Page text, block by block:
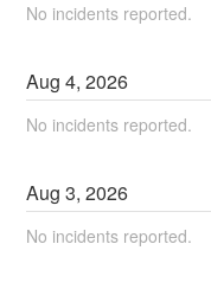
No incidents reported.
Aug4,2026
No incidents reported.
Aug3,2026
No incidents reported.